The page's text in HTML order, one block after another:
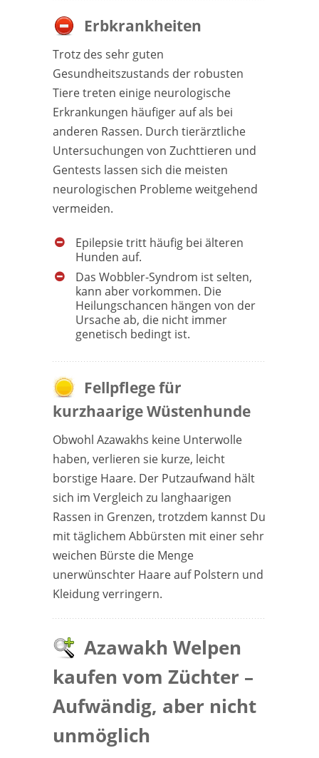
Erbkrankheiten
Trotz des sehr guten
Gesundheitszustands der robusten
Tiere treten einige neurologische
Erkrankungen häufiger auf als bei
anderen Rassen. Durch tierärztliche
Untersuchungen von Zuchttieren und
Gentests lassen sich die meisten
neurologischen Probleme weitgehend
vermeiden.
Epilepsie tritt häufig bei älteren
Hunden auf.
Das Wobbler-Syndrom ist selten,
kann aber vorkommen. Die
Heilungschancen hängen von der
Ursache ab, die nicht immer
genetisch bedingt ist.
Fellpflege für
kurzhaarige Wüstenhunde
Obwohl Azawakhs keine Unterwolle
haben, verlieren sie kurze, leicht
borstige Haare. Der Putzaufwand hält
sich im Vergleich zu langhaarigen
Rassen in Grenzen, trotzdem kannst Du
mit täglichem Abbürsten mit einer sehr
weichen Bürste die Menge
unerwünschter Haare auf Polstern und
Kleidung verringern.
Azawakh Welpen
kaufen vom Züchter –
Aufwändig, aber nicht
unmöglich